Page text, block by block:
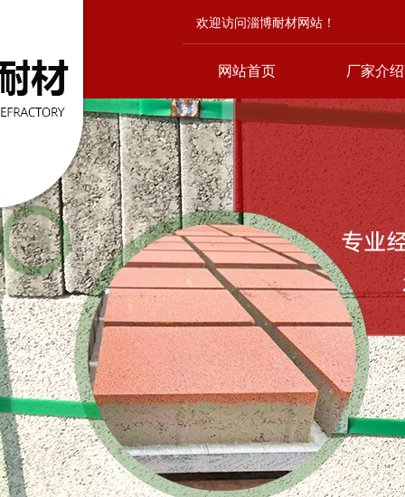
欢迎访问淄博耐材网站！
网站首页 厂家介绍